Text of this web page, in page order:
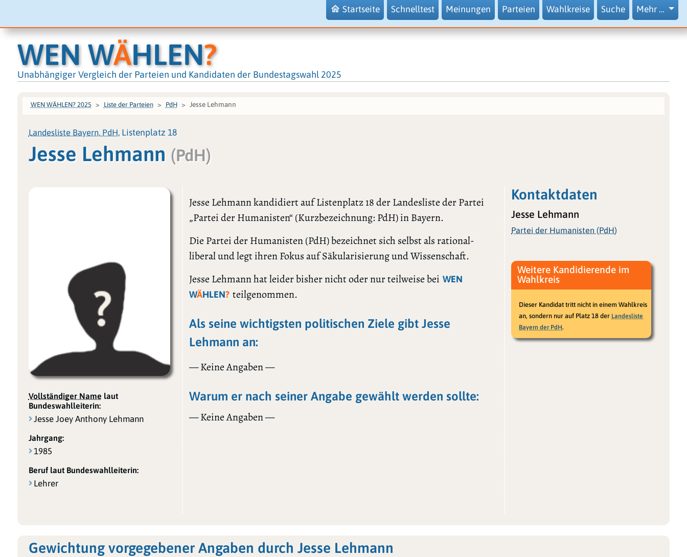
Startseite Schnelltest Meinungen Parteien Wahlkreise Suche Mehr …
WEN WÄHLEN?
Unabhängiger Vergleich der Parteien und Kandidaten der Bundestagswahl 2025
WEN WÄHLEN? 2025 Liste der Parteien PdH Jesse Lehmann
Landesliste Bayern, PdH, Listenplatz 18
Jesse Lehmann (PdH)
Vollständiger Name laut
Bundeswahlleiterin:
Jesse Joey Anthony Lehmann
Jahrgang:
1985
Beruf laut Bundeswahlleiterin:
Lehrer
Jesse Lehmann kandidiert auf Listenplatz 18 der Landesliste der Partei
„Partei der Humanisten“ (Kurzbezeichnung: PdH) in Bayern.
Die Partei der Humanisten (PdH) bezeichnet sich selbst als rational-
liberal und legt ihren Fokus auf Säkularisierung und Wissenschaft.
Jesse Lehmann hat leider bisher nicht oder nur teilweise bei WEN
WÄHLEN? teilgenommen.
Als seine wichtigsten politischen Ziele gibt Jesse
Lehmann an:
— Keine Angaben —
Warum er nach seiner Angabe gewählt werden sollte:
— Keine Angaben —
Kontaktdaten
Jesse Lehmann
Partei der Humanisten (PdH)
Weitere Kandidierende im
Wahlkreis
Dieser Kandidat tritt nicht in einem Wahlkreis
an, sondern nur auf Platz 18 der Landesliste
Bayern der PdH.
Gewichtung vorgegebener Angaben durch Jesse Lehmann